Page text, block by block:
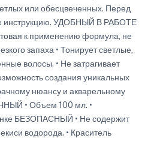
или обесцвеченных. Перед
инструкцию. УДОБНЫЙ В РАБОТЕ
к применению формула, не
запаха • Тонирует светлые,
волосы. • Не затрагивает
создания уникальных
нюансу и акварельному
• Объем 100 мл. •
БЕЗОПАСНЫЙ • Не содержит
водорода. • Краситель